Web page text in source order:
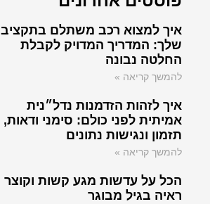
איך למצוא רכב משתלם בתקציב
שלך: המדריך המדויק לקבלת
החלטה נבונה
להמשך קריאה »
איך לזהות הזדמנות נדל״נית
אמיתית לפני כולם: סימני ודאות,
תזמון ונגישות נתונים
להמשך קריאה »
הכל על עדשות מגע קשות וקוצר
ראיה בגיל מבוגר